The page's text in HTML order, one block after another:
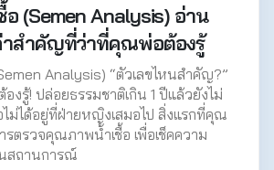
อ (Semen Analysis) อ่าน
าสำคัญที่ว่าที่คุณพ่อต้องรู้
Analysis) “ตัวเลขไหนสำคัญ?”
งรู้! ปล่อยธรรมชาติเกิน 1 ปีแล้วยังไม่
ม่ได้อยู่ที่ฝ่ายหญิงเสมอไป สิ่งแรกที่คุณ
รตรวจคุณภาพน้ำเชื้อ เพื่อเช็คความ
สถานการณ์